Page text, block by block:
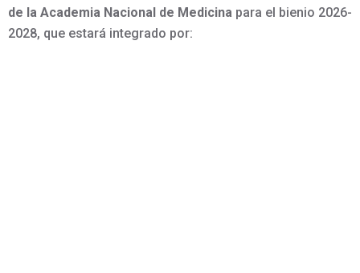
de la Academia Nacional de Medicina para el bienio 2026-
2028, que estará integrado por: